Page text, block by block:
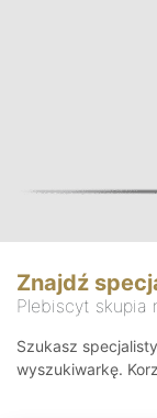
Znajdź
Plebiscyt skupia
Szukasz
wyszukiwarkę.